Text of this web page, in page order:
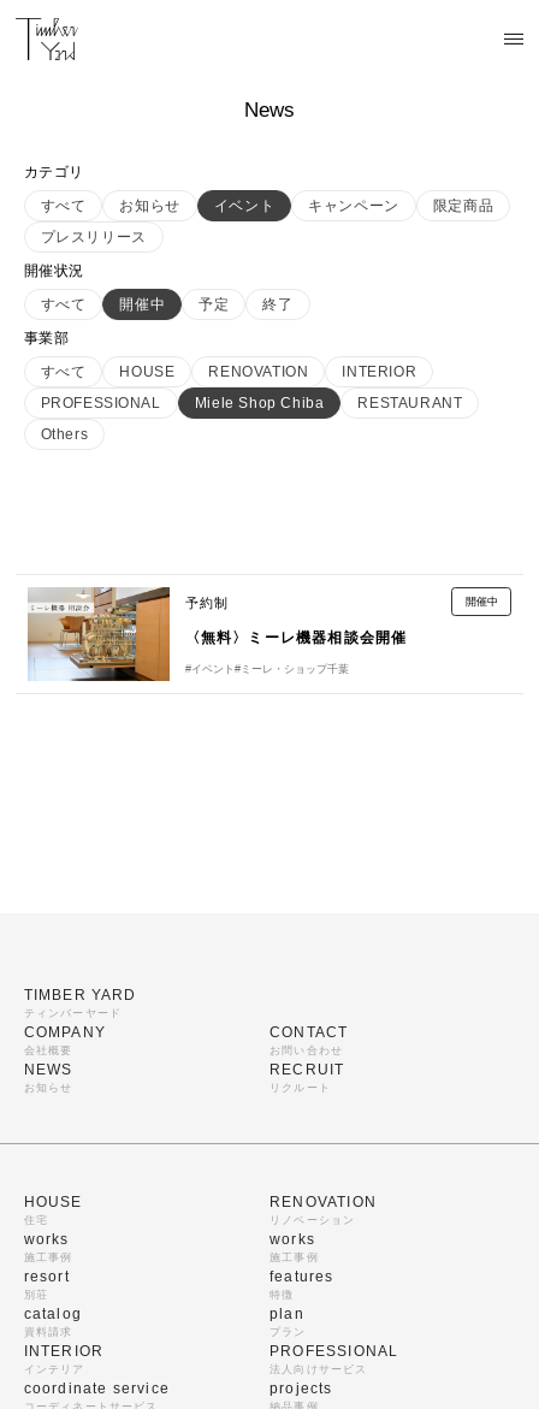
News
カテゴリ
すべて
お知らせ イベント キャンペーン
限定商品
プレスリリース
開催状況
すべて
開催中 予定
終了
事業部
すべて
HOUSE RENOVATION
INTERIOR
PROFESSIONAL
Miele Shop Chiba
RESTAURANT
Others
開催中
予約制
〈無料〉ミーレ機器相談会開催
#イベント #ミーレ・ショップ千葉
TIMBER YARD
ティンバーヤード
COMPANY
会社概要
NEWS
お知らせ
CONTACT
お問い合わせ
RECRUIT
リクルート
HOUSE
住宅
works
施工事例
resort
別荘
catalog
資料請求
RENOVATION
リノベーション
works
施工事例
features
特徴
plan
プラン
INTERIOR
インテリア
coordinate service
コーディネートサービス
PROFESSIONAL
法人向けサービス
projects
納品事例